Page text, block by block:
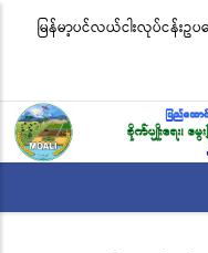
အဓိက
အကြောင်းအရာ
မည်
မြန်မာ့ပင်လယ်ငါးလုပ်ငန်းဥပ
ကိရိယာအမျိုးအစားအလိုက် လို